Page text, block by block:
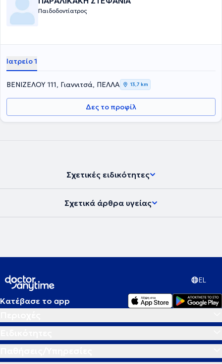
Παιδοδοντίατρος
Ιατρείο 1
ΒΕΝΙΖΕΛΟΥ 111, Γιαννιτσά, ΠΕΛΛΑ 13,7 km
Δες το προφίλ
Σχετικές ειδικότητες
Σχετικά άρθρα υγείας
EL
Κατέβασε το app